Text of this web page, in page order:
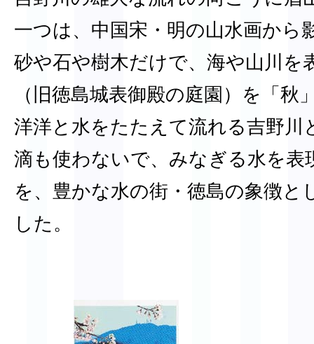
一つは、中国宋・明の山水画から
砂や石や樹木だけで、海や山川を
（旧徳島城表御殿の庭園）を「秋
洋洋と水をたたえて流れる吉野川
滴も使わないで、みなぎる水を表
を、豊かな水の街・徳島の象徴と
した。